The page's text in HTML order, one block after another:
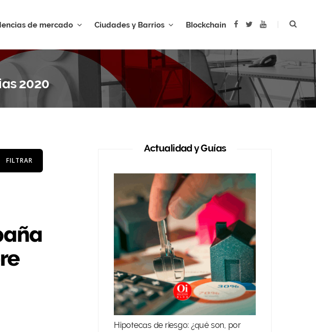
de mercado Ciudades y Barrios Blockchain
o
o
k
e
r
Y
u
b
e
2020
Actualidad y Guías
Hipotecas de riesgo: ¿qué son, por